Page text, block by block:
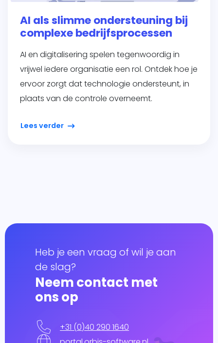
AI als slimme ondersteuning bij
complexe bedrijfsprocessen
AI en digitalisering spelen tegenwoordig in
vrijwel iedere organisatie een rol. Ontdek hoe je
ervoor zorgt dat technologie ondersteunt, in
plaats van de controle overneemt.
Lees verder
Heb je een vraag of wil je aan
de slag?
Neem contact met
ons op
+31 (0)40 290 1640